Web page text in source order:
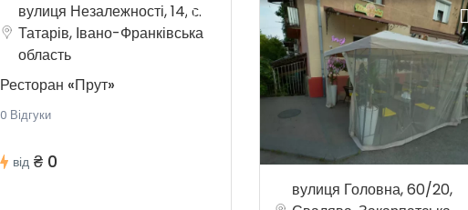
вулиця Незалежності, 14, с.
Татарів, Івано-Франківська
область
Ресторан «Прут»
0 Відгуки
від ₴ 0
вулиця Головна, 60/20,